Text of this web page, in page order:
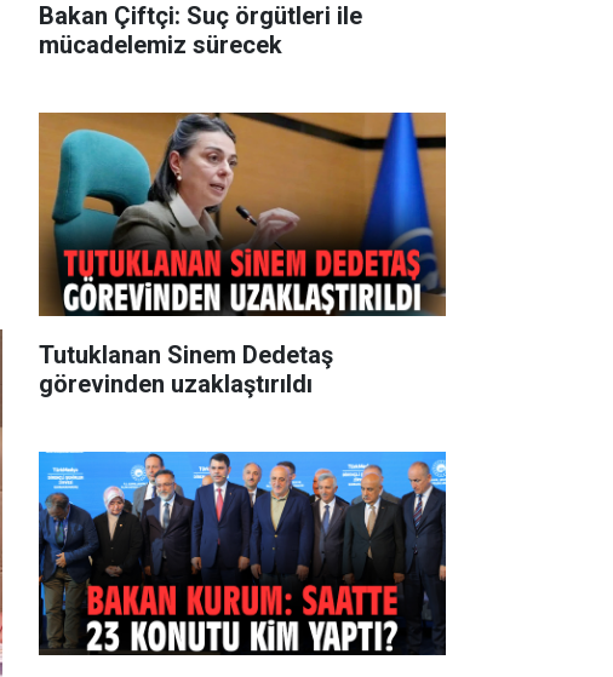
Bakan Çiftçi: Suç örgütleri ile
mücadelemiz sürecek
Tutuklanan Sinem Dedetaş
görevinden uzaklaştırıldı